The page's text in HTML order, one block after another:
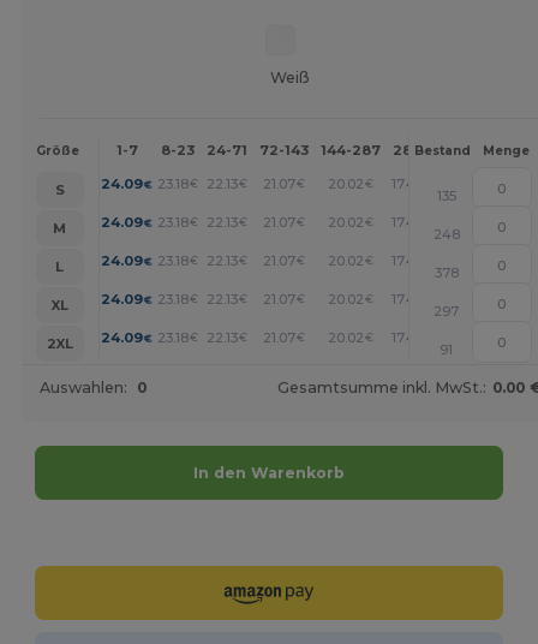
Weiß
Größe 1-7 8-23 24-71 72-143 144-287 288 + Mehr
Bestand Menge
S 24.09€ 23.18€ 22.13€ 21.07€ 20.02€ 17.46
135
M
24.09€ 23.18€ 22.13€ 21.07€ 20.02€ 17.46 +
248
L
24.09€ 23.18€ 22.13€ 21.07€ 20.02€ 17.46 +
378
XL
24.09€ 23.18€ 22.13€ 21.07€ 20.02€ 17.46 +
297
2XL
24.09€ 23.18€ 22.13€ 21.07€ 20.02€ 17.46
91
Auswahlen: 0 Gesamtsumme inkl. MwSt.: 0.00
In den Warenkorb